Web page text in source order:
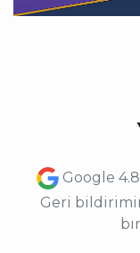
Google 4.8
Geri